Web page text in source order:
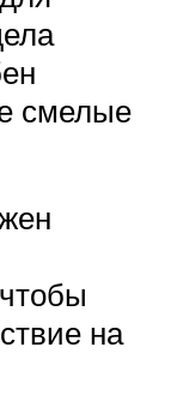
смелые
на